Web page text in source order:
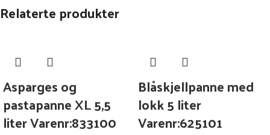
Relaterte produkter
Asparges og
pastapanne XL 5,5
liter Varenr:833100
Blåskjellpanne med
lokk 5 liter
Varenr:625101